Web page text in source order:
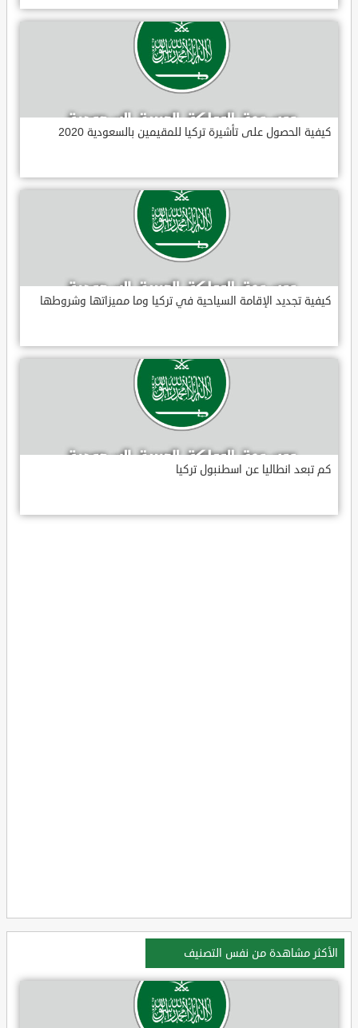
كيفية الحصول على تأشيرة تركيا للمقيمين بالسعودية 2020
كيفية تجديد الإقامة السياحية في تركيا وما مميزاتها وشروطها
كم تبعد انطاليا عن اسطنبول تركيا
الأكثر مشاهدة من نفس التصنيف